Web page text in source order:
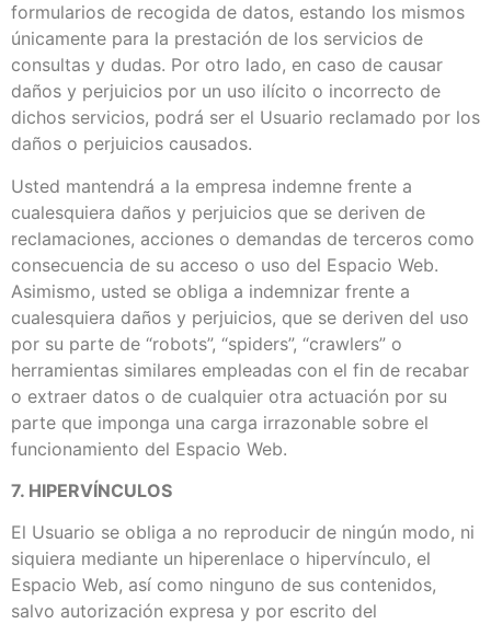
formularios de recogida de datos, estando los mismos
únicamente para la prestación de los servicios de
consultas y dudas. Por otro lado, en caso de causar
daños y perjuicios por un uso ilícito o incorrecto de
dichos servicios, podrá ser el Usuario reclamado por los
daños o perjuicios causados.
Usted mantendrá a la empresa indemne frente a
cualesquiera daños y perjuicios que se deriven de
reclamaciones, acciones o demandas de terceros como
consecuencia de su acceso o uso del Espacio Web.
Asimismo, usted se obliga a indemnizar frente a
cualesquiera daños y perjuicios, que se deriven del uso
por su parte de “robots”, “spiders”, “crawlers” o
herramientas similares empleadas con el fin de recabar
o extraer datos o de cualquier otra actuación por su
parte que imponga una carga irrazonable sobre el
funcionamiento del Espacio Web.
7. HIPERVÍNCULOS
El Usuario se obliga a no reproducir de ningún modo, ni
siquiera mediante un hiperenlace o hipervínculo, el
Espacio Web, así como ninguno de sus contenidos,
salvo autorización expresa y por escrito del